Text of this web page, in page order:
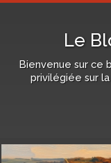
Le
Bienvenue sur ce
privilégiée sur